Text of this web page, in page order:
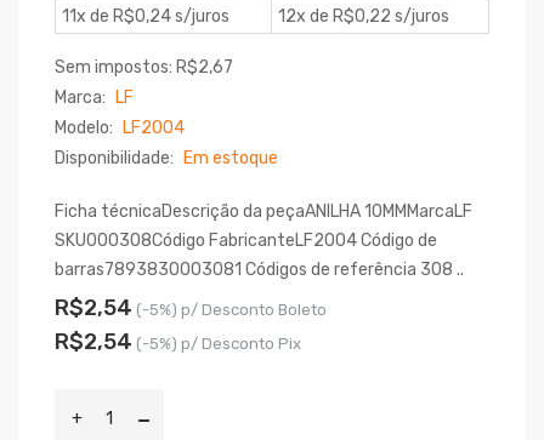
11x de R$0,24 s/juros
12x de R$0,22 s/juros
Sem impostos: R$2,67
Marca:
LF
Modelo:
LF2004
Disponibilidade:
Em estoque
Ficha técnicaDescrição da peçaANILHA 10MMMarcaLF
SKU000308Código FabricanteLF2004 Código de
barras7893830003081 Códigos de referência 308 ..
R$2,54 (-5%) p/ Desconto Boleto
R$2,54 (-5%) p/ Desconto Pix